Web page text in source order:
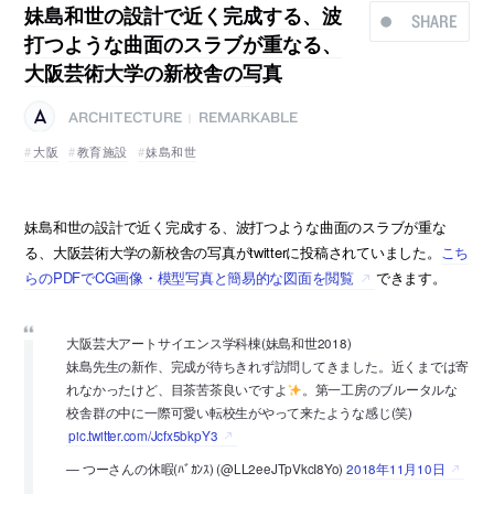
SHARE
妹島和世の設計で近く完成する、波
打つような曲面のスラブが重なる、
大阪芸術大学の新校舎の写真
ARCHITECTURE
REMARKABLE
大阪
教育施設 妹島和世
妹島和世の設計で近く完成する、波打つような曲面のスラブが重な
る、大阪芸術大学の新校舎の写真がtwitterに投稿されていました。 こち
らのPDFでCG画像・模型写真と簡易的な図面を閲覧
できます。
大阪芸大アートサイエンス学科棟(妹島和世2018)
妹島先生の新作、完成が待ちきれず訪問してきました。近くまでは寄
れなかったけど、目茶苦茶良いですよ
。第一工房のブルータルな
校舎群の中に一際可愛い転校生がやって来たような感じ(笑)
pic.twitter.com/Jcfx5bkpY3
— つーさんの休暇(ﾊﾞｶﾝｽ) (@LL2eeJTpVkcI8Yo) 2018年11月10日